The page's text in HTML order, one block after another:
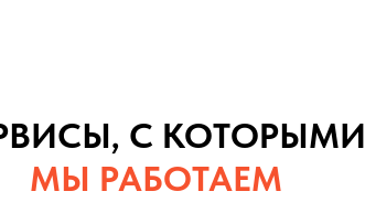
С КОТОРЫМИ
МЫ РАБОТАЕМ